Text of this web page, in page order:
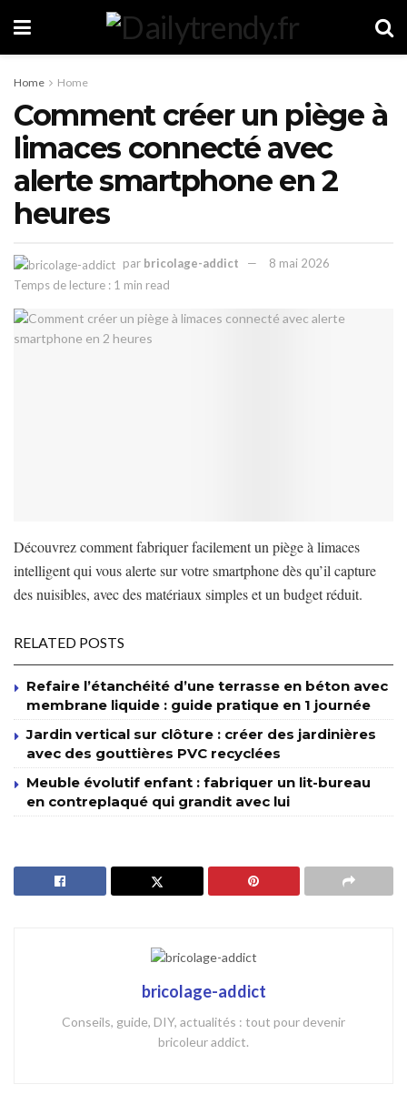
Home Home
Comment créer un piège à
limaces connecté avec
alerte smartphone en 2
heures
par bricolage-addict
8 mai 2026
Temps de lecture : 1 min read
Découvrez comment fabriquer facilement un piège à limaces
intelligent qui vous alerte sur votre smartphone dès qu’il capture
des nuisibles, avec des matériaux simples et un budget réduit.
RELATED POSTS
Refaire l’étanchéité d’une terrasse en béton avec
membrane liquide : guide pratique en 1 journée
Jardin vertical sur clôture : créer des jardinières
avec des gouttières PVC recyclées
Meuble évolutif enfant : fabriquer un lit-bureau
en contreplaqué qui grandit avec lui
bricolage-addict
Conseils, guide, DIY, actualités : tout pour devenir
bricoleur addict.